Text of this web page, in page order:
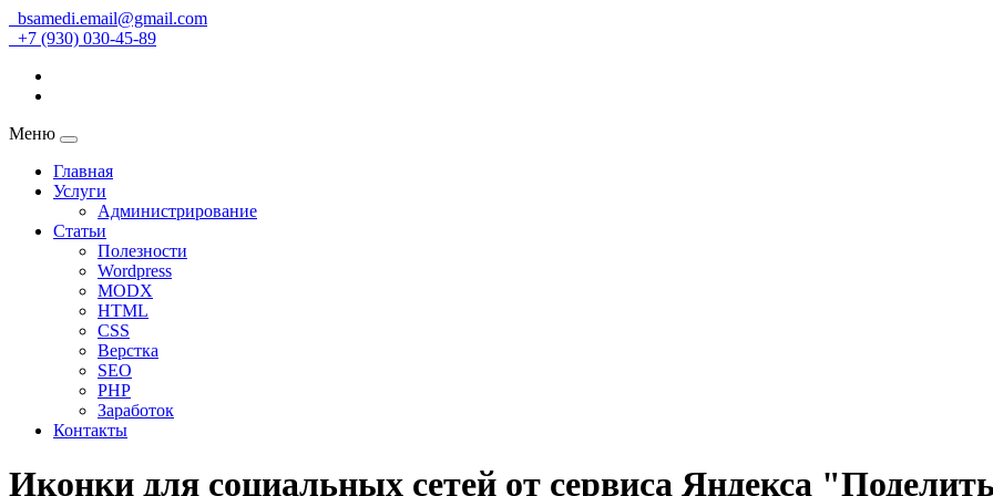
bsamedi.email@gmail.com
+7 (930) 030-45-89
Меню
Главная
Услуги
Администрирование
Статьи
Полезности
Wordpress
MODX
HTML
CSS
Верстка
SEO
PHP
Заработок
Контакты
Иконки для социальных сетей от сервиса Яндекса